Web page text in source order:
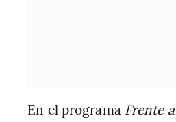
En el programa Frente